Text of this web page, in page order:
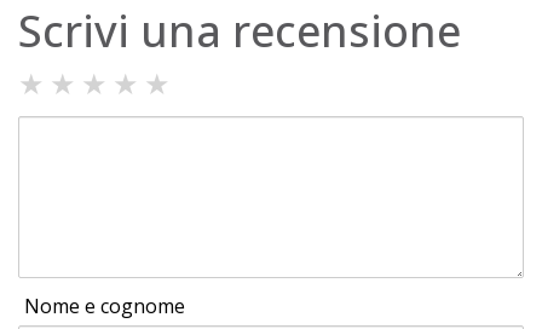
Scrivi una recensione
★ ★ ★ ★ ★
Nome e cognome